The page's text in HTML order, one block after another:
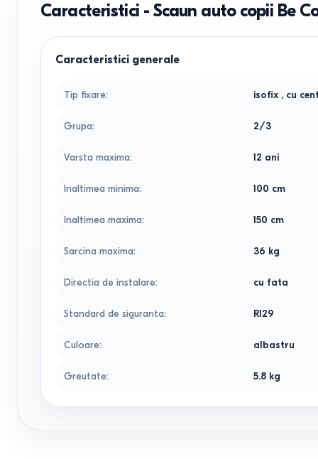
Caracteristici - Scaun auto copii Be
Caracteristici generale
Tip fixare: isofix , cu
Grupa: 2/3
Varsta maxima: 12 ani
Inaltimea minima: 100 cm
Inaltimea maxima: 150 cm
Sarcina maxima: 36 kg
Directia de instalare: cu fata
Standard de siguranta: R129
Culoare: albastru
Greutate: 5.8 kg